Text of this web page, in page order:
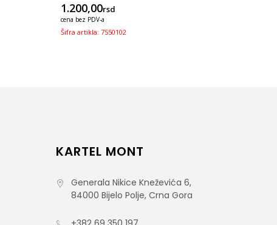
1.200,00rsd
cena bez PDV-a
Šifra artikla: 7550102
KARTEL MONT
Generala Nikice Kneževića 6,
84000 Bijelo Polje, Crna Gora